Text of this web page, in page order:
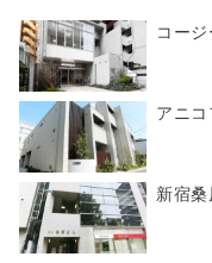
コー
アニコ
新宿桑